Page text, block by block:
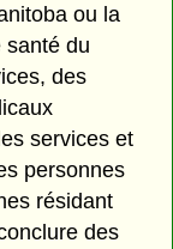
ou la
santé du
des
services et
personnes
résidant
des